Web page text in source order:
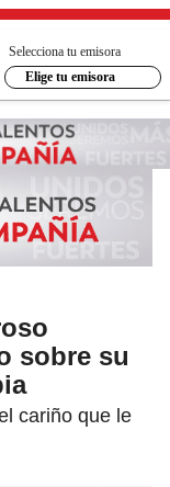
Selecciona tu emisora
Elige tu emisora
sobre su
cariño que le